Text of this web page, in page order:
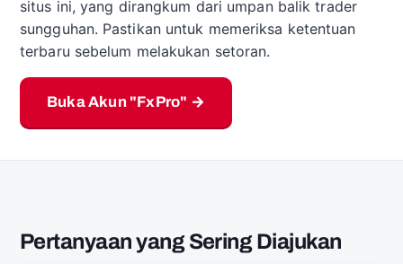
situs ini, yang dirangkum dari umpan balik trader
sungguhan. Pastikan untuk memeriksa ketentuan
terbaru sebelum melakukan setoran.
Buka Akun "FxPro" →
Pertanyaan yang Sering Diajukan